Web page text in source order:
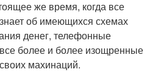
же время, когда все
об имеющихся схемах
денег, телефонные
более и более изощренные
махинаций.